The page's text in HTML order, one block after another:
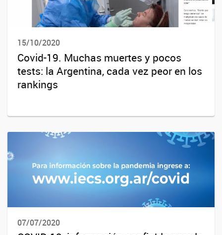
15/10/2020
Covid-19. Muchas muertes y pocos
tests: la Argentina, cada vez peor en los
rankings
07/07/2020